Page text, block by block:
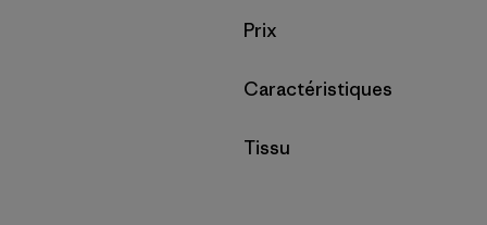
Filtrer par
Prix
Filtrer par
Caractéristiques
Filtrer par
Tissu